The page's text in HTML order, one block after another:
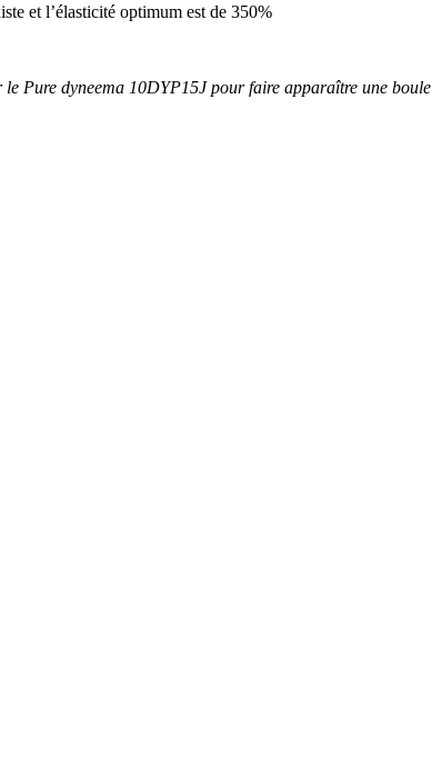
et l’élasticité optimum est de 350%
Pure dyneema 10DYP15J pour faire apparaître une